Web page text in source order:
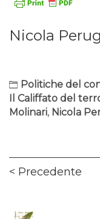
Nicola
Politiche del
Il Califfato del
Molinari, Nicola
Precedente